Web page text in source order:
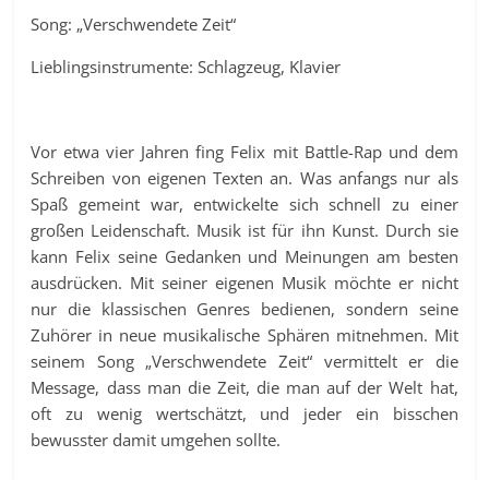
Song: „Verschwendete Zeit“
Lieblingsinstrumente: Schlagzeug, Klavier
Vor etwa vier Jahren fing Felix mit Battle-Rap und dem
Schreiben von eigenen Texten an. Was anfangs nur als
Spaß gemeint war, entwickelte sich schnell zu einer
großen Leidenschaft. Musik ist für ihn Kunst. Durch sie
kann Felix seine Gedanken und Meinungen am besten
ausdrücken. Mit seiner eigenen Musik möchte er nicht
nur die klassischen Genres bedienen, sondern seine
Zuhörer in neue musikalische Sphären mitnehmen. Mit
seinem Song „Verschwendete Zeit“ vermittelt er die
Message, dass man die Zeit, die man auf der Welt hat,
oft zu wenig wertschätzt, und jeder ein bisschen
bewusster damit umgehen sollte.